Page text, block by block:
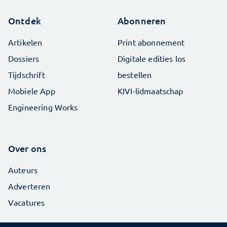
Ontdek
Artikelen
Dossiers
Tijdschrift
Mobiele App
Engineering Works
Abonneren
Print abonnement
Digitale edities los
bestellen
KIVI-lidmaatschap
Over ons
Auteurs
Adverteren
Vacatures